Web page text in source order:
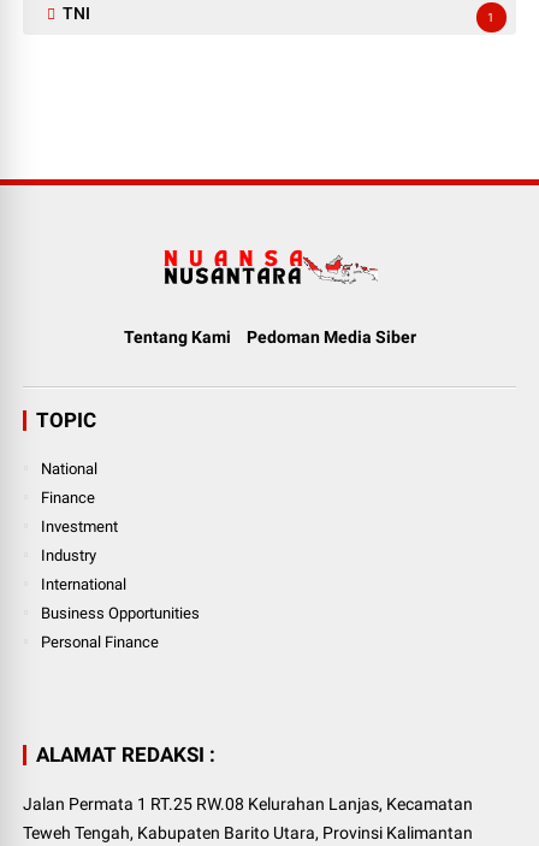
TNI 1
Tentang Kami Pedoman Media Siber
TOPIC
National
Finance
Investment
Industry
International
Business Opportunities
Personal Finance
ALAMAT REDAKSI :
Jalan Permata 1 RT.25 RW.08 Kelurahan Lanjas, Kecamatan
Teweh Tengah, Kabupaten Barito Utara, Provinsi Kalimantan